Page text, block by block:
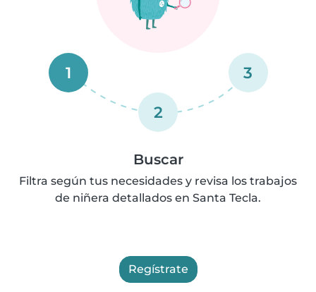
1
2
3
Buscar
Filtra según tus necesidades y revisa los trabajos
de niñera detallados en Santa Tecla.
Regístrate